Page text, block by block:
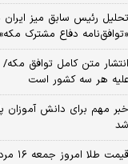
تحلیل رئیس سابق میز ایران
«توافق‌نامه دفاع مشترک مکه»
انتشار متن کامل توافق
علیه هر سه کشور است
خبر مهم برای دانش آموزان
شد
قیمت طلا امروز جمعه ۱۶ مرداد ۱۴۰۵/ افزایش قیمت طلا